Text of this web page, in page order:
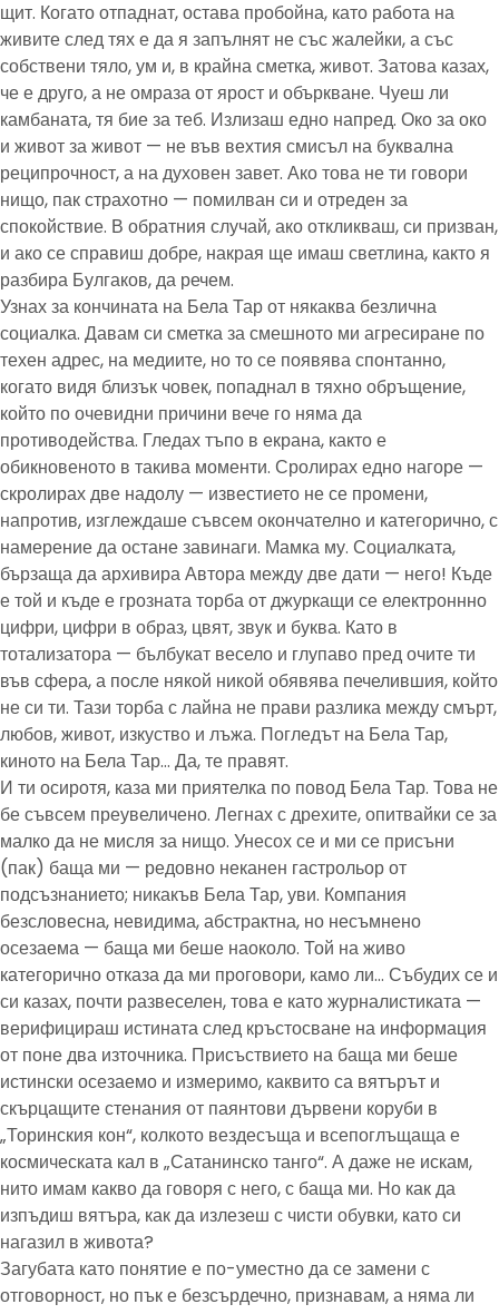
щит. Когато отпаднат, остава пробойна, като работа на
живите след тях е да я запълнят не със жалейки, а със
собствени тяло, ум и, в крайна сметка, живот. Затова казах,
че е друго, а не омраза от ярост и объркване. Чуеш ли
камбаната, тя бие за теб. Излизаш едно напред. Око за око
и живот за живот — не във вехтия смисъл на буквална
реципрочност, а на духовен завет. Ако това не ти говори
нищо, пак страхотно — помилван си и отреден за
спокойствие. В обратния случай, ако откликваш, си призван,
и ако се справиш добре, накрая ще имаш светлина, както я
разбира Булгаков, да речем.
Узнах за кончината на Бела Тар от някаква безлична
социалка. Давам си сметка за смешното ми агресиране по
техен адрес, на медиите, но то се появява спонтанно,
когато видя близък човек, попаднал в тяхно обръщение,
който по очевидни причини вече го няма да
противодейства. Гледах тъпо в екрана, както е
обикновеното в такива моменти. Сролирах едно нагоре —
скролирах две надолу — известието не се промени,
напротив, изглеждаше съвсем окончателно и категорично, с
намерение да остане завинаги. Мамка му. Социалката,
бързаща да архивира Автора между две дати — него! Къде
е той и къде е грозната торба от джуркащи се електроннно
цифри, цифри в образ, цвят, звук и буква. Като в
тотализатора — бълбукат весело и глупаво пред очите ти
във сфера, а после някой никой обявява печелившия, който
не си ти. Тази торба с лайна не прави разлика между смърт,
любов, живот, изкуство и лъжа. Погледът на Бела Тар,
киното на Бела Тар… Да, те правят.
И ти осиротя, каза ми приятелка по повод Бела Тар. Това не
бе съвсем преувеличено. Легнах с дрехите, опитвайки се за
малко да не мисля за нищо. Унесох се и ми се присъни
(пак) баща ми — редовно неканен гастрольор от
подсъзнанието; никакъв Бела Тар, уви. Компания
безсловесна, невидима, абстрактна, но несъмнено
осезаема — баща ми беше наоколо. Той на живо
категорично отказа да ми проговори, камо ли… Събудих се и
си казах, почти развеселен, това е като журналистиката —
верифицираш истината след кръстосване на информация
от поне два източника. Присъствието на баща ми беше
истински осезаемо и измеримо, каквито са вятърът и
скърцащите стенания от паянтови дървени коруби в
„Торинския кон“, колкото вездесъща и всепоглъщаща е
космическата кал в „Сатанинско танго“. А даже не искам,
нито имам какво да говоря с него, с баща ми. Но как да
изпъдиш вятъра, как да излезеш с чисти обувки, като си
нагазил в живота?
Загубата като понятие е по-уместно да се замени с
отговорност, но пък е безсърдечно, признавам, а няма ли